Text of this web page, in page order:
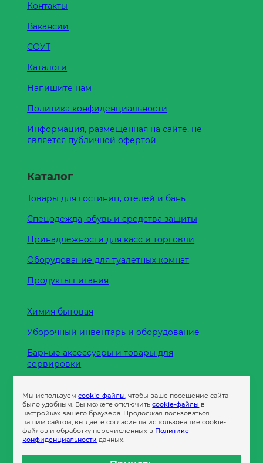
Контакты
Вакансии
СОУТ
Каталоги
Напишите нам
Политика конфиденциальности
Информация, размещенная на сайте, не
является публичной офертой
Каталог
Товары для гостиниц, отелей и бань
Спецодежда, обувь и средства защиты
Принадлежности для касс и торговли
Оборудование для туалетных комнат
Продукты питания
Химия бытовая
Уборочный инвентарь и оборудование
Барные аксессуары и товары для
сервировки
Пленка
Пакеты и сумки
Контейнеры
Мы используемcookie-файлы, чтобы ваше посещение сайта
было удобным. Вы можете отключитьcookie-файлы в
настройках вашего браузера. Продолжая пользоваться
нашим сайтом, вы даете согласие на использование cookie-
файлов и обработку перечисленных в Политике
конфиденциальности данных.